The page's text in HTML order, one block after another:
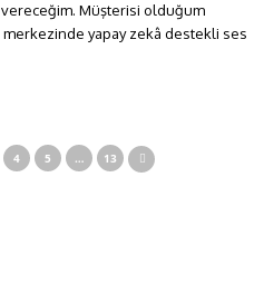
Müşterisi olduğum
merkezinde yapay zekâ destekli ses
4 5 … 13